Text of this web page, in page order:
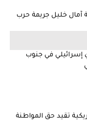
خليل جريمة حرب
في جنوب
تقيد حق المواطنة